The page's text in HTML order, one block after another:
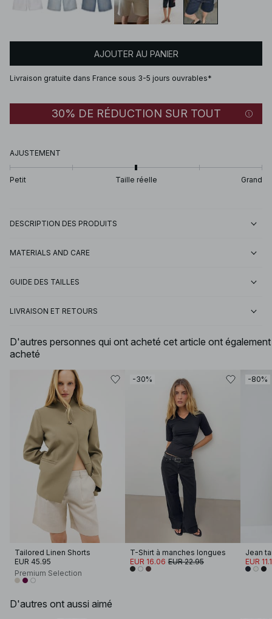
AJOUTER AU PANIER
Livraison gratuite dans France sous 3-5 jours ouvrables*
30% DE RÉDUCTION SUR TOUT
AJUSTEMENT
Petit Taille réelle Grand
DESCRIPTION DES PRODUITS
MATERIALS AND CARE
GUIDE DES TAILLES
LIVRAISON ET RETOURS
D'autres personnes qui ont acheté cet article ont également
acheté
Tailored Linen Shorts
EUR 45.95
Premium Selection
-30%
T-Shirt à manches longues
EUR 16.06 EUR 22.95
-80%
Jean
EUR
D'autres ont aussi aimé